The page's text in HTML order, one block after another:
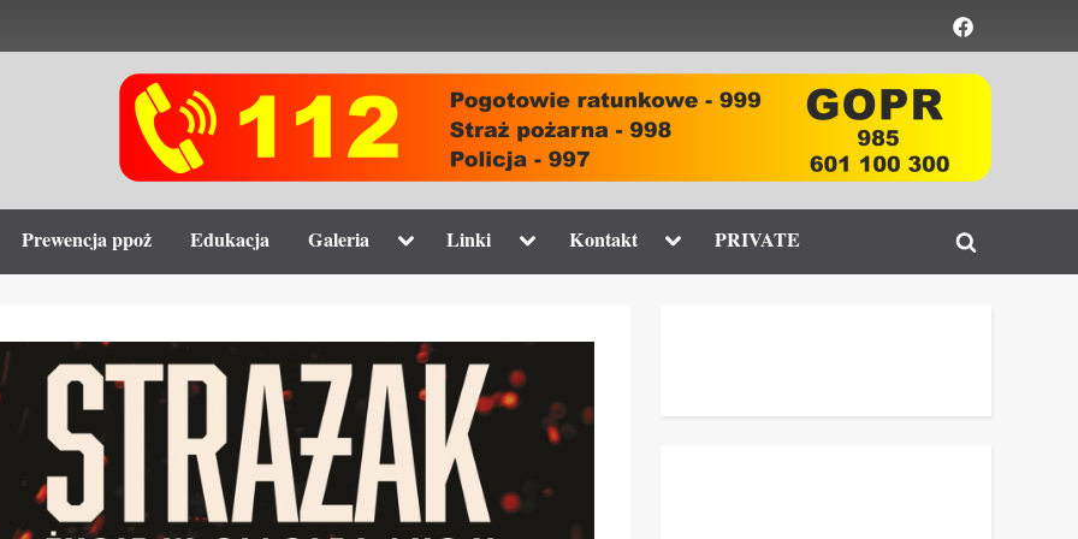
Element
menu
Prewencja ppoż Edukacja Galeria Toggle
menu
Linki Toggle
menu
Kontakt Toggle
menu
PRIVATE
Toggle